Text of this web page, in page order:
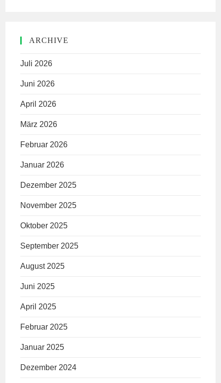
ARCHIVE
Juli 2026
Juni 2026
April 2026
März 2026
Februar 2026
Januar 2026
Dezember 2025
November 2025
Oktober 2025
September 2025
August 2025
Juni 2025
April 2025
Februar 2025
Januar 2025
Dezember 2024